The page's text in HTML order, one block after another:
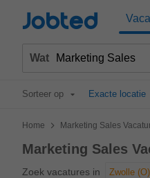
Jobted
Wat
Sorteer op Exacte locatie
Home > Marketing Sales
Marketing Sales
Zoek vacatures in Zwolle (O)